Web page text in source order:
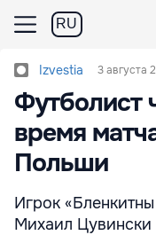
RU
Izvestia 3 августа
Футболист
время
Польши
Игрок
Михаил Цувински